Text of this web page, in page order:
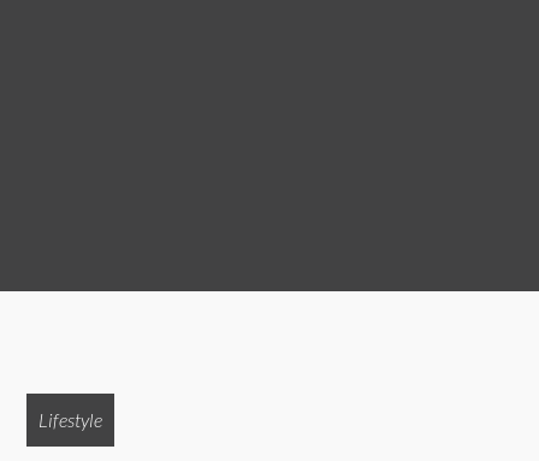
Lifestyle